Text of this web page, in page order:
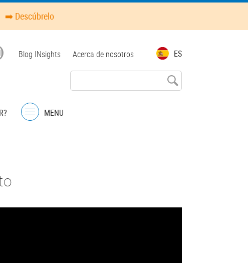
➡️ Descúbrelo
ES
Top
Blog INsights Acerca de nosotros
Menu
MENU